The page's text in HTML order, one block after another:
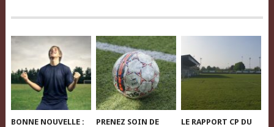
BONNE NOUVELLE :
PRENEZ SOIN DE
LE RAPPORT CP DU